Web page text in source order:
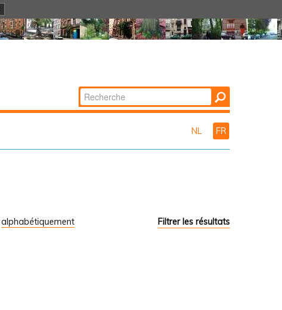
Chercher par
Recherche
NL FR
Filtrer les résultats
alphabétiquement